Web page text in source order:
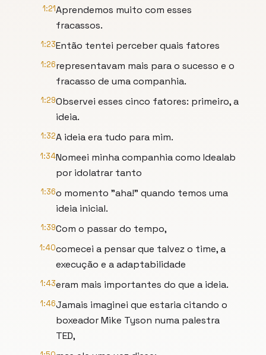
1:21Aprendemos muito com esses
fracassos.
1:23Então tentei perceber quais fatores
1:26representavam mais para o sucesso e o
fracasso de uma companhia.
1:29Observei esses cinco fatores: primeiro, a
ideia.
1:32A ideia era tudo para mim.
1:34Nomeei minha companhia como Idealab
por idolatrar tanto
1:36o momento "aha!" quando temos uma
ideia inicial.
1:39Com o passar do tempo,
1:40comecei a pensar que talvez o time, a
execução e a adaptabilidade
1:43eram mais importantes do que a ideia.
1:46Jamais imaginei que estaria citando o
boxeador Mike Tyson numa palestra
TED,